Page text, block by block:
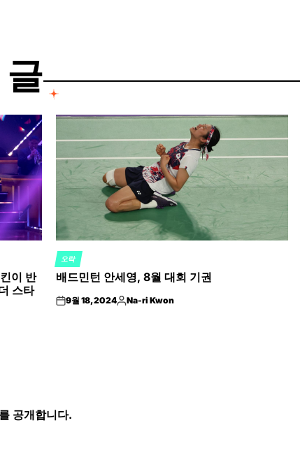
이 반
스타
POSTED
IN
오락
배드민턴 안세영, 8월 대회 기권
on9월 18, 2024Posted
Na-ri Kwon
공개합니다.